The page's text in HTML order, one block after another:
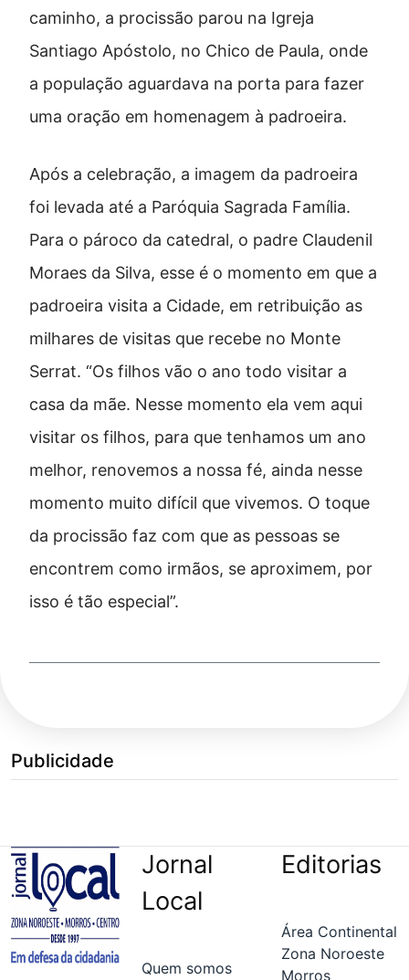
caminho, a procissão parou na Igreja
Santiago Apóstolo, no Chico de Paula, onde
a população aguardava na porta para fazer
uma oração em homenagem à padroeira.
Após a celebração, a imagem da padroeira
foi levada até a Paróquia Sagrada Família.
Para o pároco da catedral, o padre Claudenil
Moraes da Silva, esse é o momento em que a
padroeira visita a Cidade, em retribuição as
milhares de visitas que recebe no Monte
Serrat. “Os filhos vão o ano todo visitar a
casa da mãe. Nesse momento ela vem aqui
visitar os filhos, para que tenhamos um ano
melhor, renovemos a nossa fé, ainda nesse
momento muito difícil que vivemos. O toque
da procissão faz com que as pessoas se
encontrem como irmãos, se aproximem, por
isso é tão especial”.
Publicidade
Jornal
Local
Quem somos
Editorias
Área Continental
Zona Noroeste
Morros